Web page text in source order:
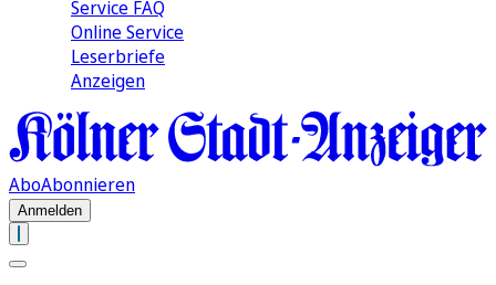
Service FAQ
Online Service
Leserbriefe
Anzeigen
AboAbonnieren
Anmelden